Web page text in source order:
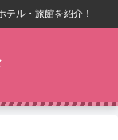
ル・旅館を紹介！